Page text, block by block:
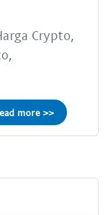
Crypto,
more >>